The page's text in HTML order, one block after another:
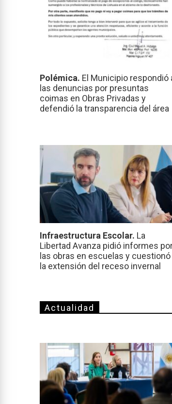
Polémica. El Municipio respondió
las denuncias por presuntas
coimas en Obras Privadas y
defendió la transparencia del área
Infraestructura Escolar. La
Libertad Avanza pidió informes
las obras en escuelas y cuestionó
la extensión del receso invernal
Actualidad